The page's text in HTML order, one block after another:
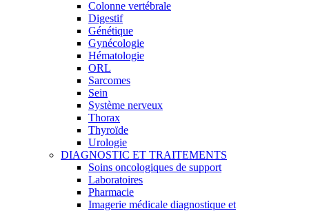
Colonne vertébrale
Digestif
Génétique
Gynécologie
Hématologie
ORL
Sarcomes
Sein
Système nerveux
Thorax
Thyroïde
Urologie
DIAGNOSTIC ET TRAITEMENTS
Soins oncologiques de support
Laboratoires
Pharmacie
Imagerie médicale diagnostique et